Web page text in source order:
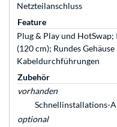
Netzteilanschluss
Feature
Plug & Play und
(120 cm); Rundes
Kabeldurchführungen
Zubehör
vorhanden
Schnellinstallations-
optional